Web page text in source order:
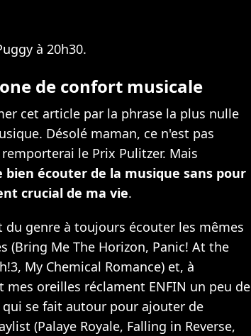
à 20h30.
de confort musicale
cet article par la phrase la plus nulle
Désolé maman, ce n'est pas
le Prix Pulitzer. Mais
bien écouter de la musique sans pour
crucial de ma vie.
genre à toujours écouter les mêmes
(Bring Me The Horizon, Panic! At the
My Chemical Romance) et, à
oreilles réclament ENFIN un peu de
se fait autour pour ajouter de
(Palaye Royale, Falling in Reverse,